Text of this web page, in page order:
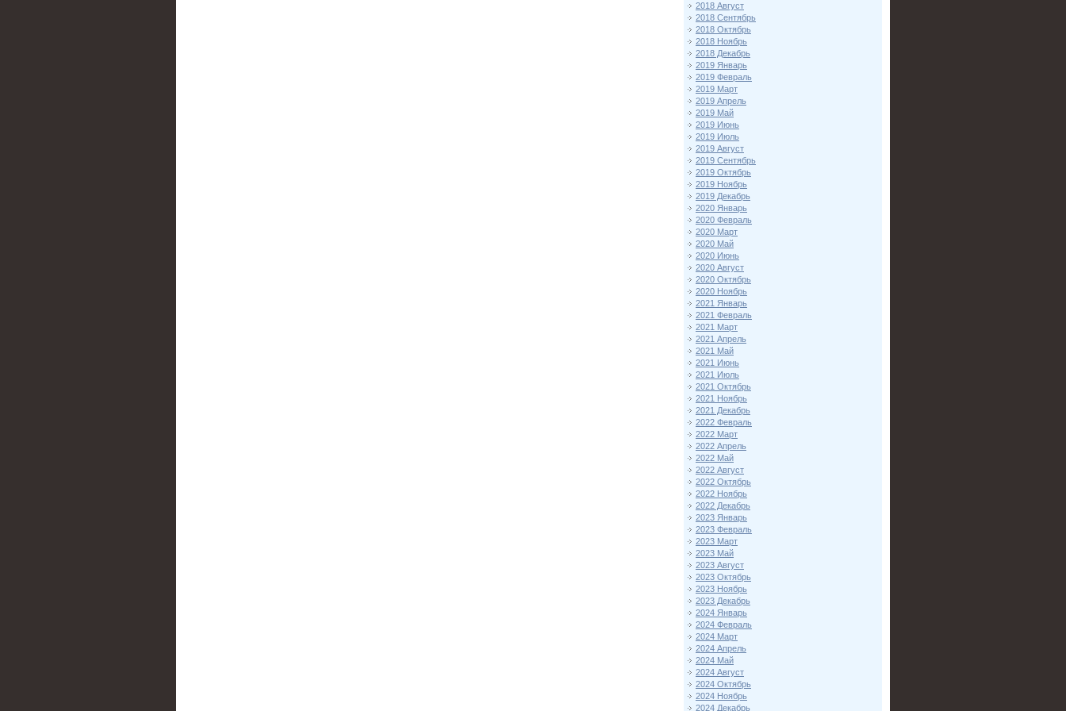
2018 Август
2018 Сентябрь
2018 Октябрь
2018 Ноябрь
2018 Декабрь
2019 Январь
2019 Февраль
2019 Март
2019 Апрель
2019 Май
2019 Июнь
2019 Июль
2019 Август
2019 Сентябрь
2019 Октябрь
2019 Ноябрь
2019 Декабрь
2020 Январь
2020 Февраль
2020 Март
2020 Май
2020 Июнь
2020 Август
2020 Октябрь
2020 Ноябрь
2021 Январь
2021 Февраль
2021 Март
2021 Апрель
2021 Май
2021 Июнь
2021 Июль
2021 Октябрь
2021 Ноябрь
2021 Декабрь
2022 Февраль
2022 Март
2022 Апрель
2022 Май
2022 Август
2022 Октябрь
2022 Ноябрь
2022 Декабрь
2023 Январь
2023 Февраль
2023 Март
2023 Май
2023 Август
2023 Октябрь
2023 Ноябрь
2023 Декабрь
2024 Январь
2024 Февраль
2024 Март
2024 Апрель
2024 Май
2024 Август
2024 Октябрь
2024 Ноябрь
2024 Декабрь